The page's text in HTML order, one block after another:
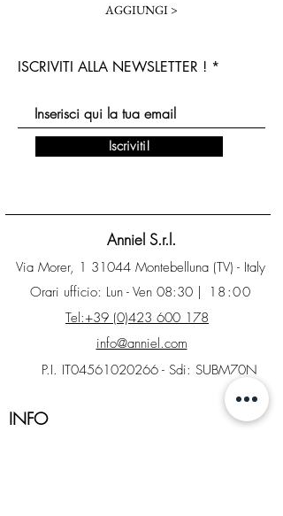
AGGIUNGI >
Anniel S.r.l.
Orari ufficio: Lun - Ven 08:30 | 18:00
ISCRIVITI ALLA NEWSLETTER !
Iscriviti!
Tel:+39 (0)423 600 178
info@anniel.com
Via Morer, 1 31044 Montebelluna (TV) - Italy
P.I. IT04561020266 - Sdi: SUBM70N
INFO